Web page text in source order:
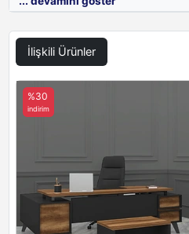
Antrasit Meşe
Çift Melamin Renkler
Marbella Kiraz Ve Antrasit Barok Ve Siyah
İlişkili Ürünler
%30
indirim